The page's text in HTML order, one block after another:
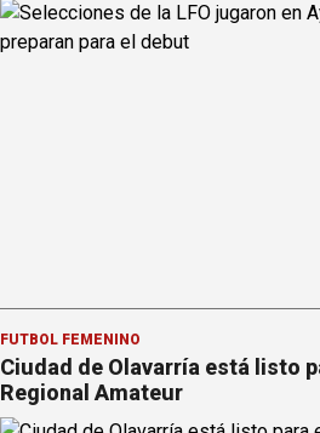
FÚTBOL FEMENINO
Ciudad de Olavarría está listo
Regional Amateur